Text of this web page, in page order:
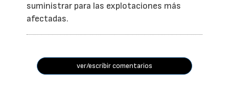
suministrar para las explotaciones más
afectadas.
ver/escribir comentarios